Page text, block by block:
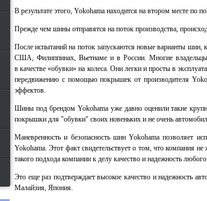
В результате этого, Yokohama находится на втором месте по
Прежде чем шины отправятся на поток производства,
После испытаний на поток запускаются новые варианты
США, Филиппинах, Вьетнаме и в России. Многие
в качестве «обувки» на колеса. Они легки и просты в
передвижению с помощью покрышек от производителя
эффектов.
Шины под брендом Yokohama уже давно оценили такие
покрышки для "обувки" своих новеньких и не очень
Маневренность и безопасность шин Yokohama позволяет
Yokohama. Этот факт свидетельствует о том, что компания
такого подхода компании к делу качество и надежность
Это еще раз подтверждает высокое качество и надежность
Малайзия, Япония.